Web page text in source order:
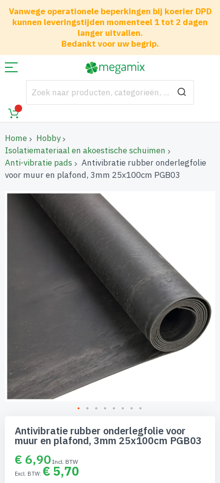
Vanwege operationele beperkingen bij koerier DPD
kunnen leveringstijden momenteel 1 tot 2 dagen
langer uitvallen.
Bedankt voor uw begrip.
Home
Hobby
Isolatiemateriaal en akoestische schuimen
Anti-vibratie pads
Antivibratie rubber onderlegfolie
voor muur en plafond, 3mm 25x100cm PGB03
Ga
naar
begin
afbeeldingen-
gallerij
Antivibratie rubber onderlegfolie voor
muur en plafond, 3mm 25x100cm PGB03
€ 6,90
€ 5,70